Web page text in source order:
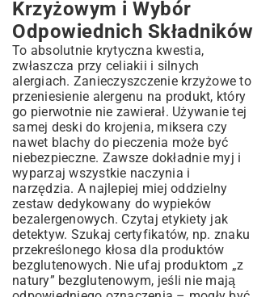
Krzyżowym i Wybór
Odpowiednich Składników
To absolutnie krytyczna kwestia,
zwłaszcza przy celiakii i silnych
alergiach. Zanieczyszczenie krzyżowe to
przeniesienie alergenu na produkt, który
go pierwotnie nie zawierał. Używanie tej
samej deski do krojenia, miksera czy
nawet blachy do pieczenia może być
niebezpieczne. Zawsze dokładnie myj i
wyparzaj wszystkie naczynia i
narzędzia. A najlepiej miej oddzielny
zestaw dedykowany do wypieków
bezalergenowych. Czytaj etykiety jak
detektyw. Szukaj certyfikatów, np. znaku
przekreślonego kłosa dla produktów
bezglutenowych. Nie ufaj produktom „z
natury” bezglutenowym, jeśli nie mają